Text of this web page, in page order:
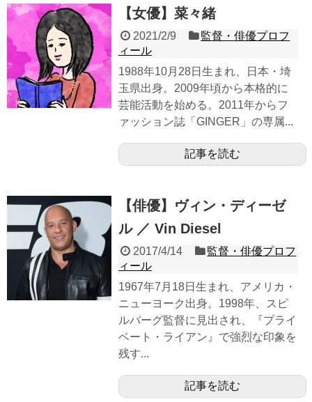
【女優】菜々緒
2021/2/9
監督・俳優プロフ
ィール
1988年10月28日生まれ、日本・埼
玉県出身。2009年頃から本格的に
芸能活動を始める。2011年からフ
ァッション誌「GINGER」の専属...
記事を読む
【俳優】ヴィン・ディーゼ
ル ／ Vin Diesel
2017/4/14
監督・俳優プロフ
ィール
1967年7月18日生まれ、アメリカ・
ニューヨーク出身。1998年、スピ
ルバーグ監督に見出され、『プライ
ベート・ライアン』で強烈な印象を
残す...
記事を読む